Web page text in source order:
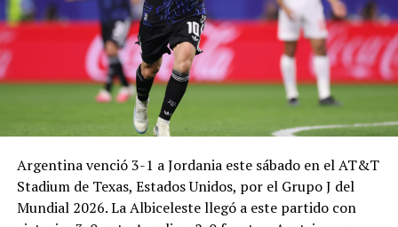
Argentina venció 3-1 a Jordania este sábado en el AT&T
Stadium de Texas, Estados Unidos, por el Grupo J del
Mundial 2026. La Albiceleste llegó a este partido con